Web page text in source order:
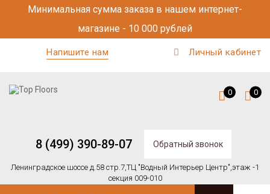
Минимальная сумма заказа в нашем интернет-
магазине - 10 000 рублей
Напишите нам Личный кабинет
8 (499) 390-89-07 Обратный звонок
Ленинградское шоссе д.58 стр.7,ТЦ "Водный Интерьер Центр",этаж -1
секция 009-010
0 0